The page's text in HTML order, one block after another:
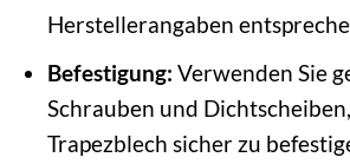
Herstellerangaben
Befestigung: Verwenden Sie
Schrauben und
Trapezblech sicher zu